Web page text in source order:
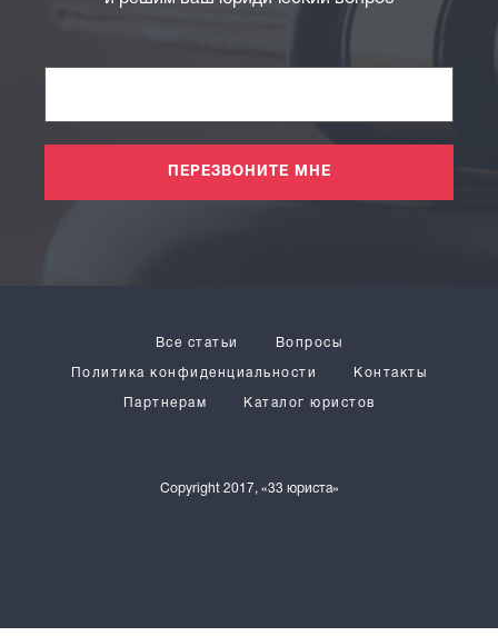
ПЕРЕЗВОНИТЕ МНЕ
Copyright 2017, «33 юриста»
Все статьи Вопросы
Политика конфиденциальности Контакты
Партнерам Каталог юристов